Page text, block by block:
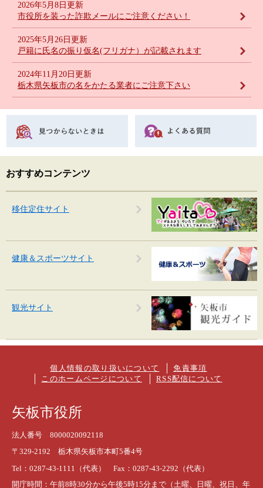
市役所を装った詐欺メールにご注意ください！
2026年5月8日更新
戸籍に氏名の振り仮名(フリガナ）が記載されます
2025年5月26日更新
栃木県矢板市の名をかたる業者にご注意下さい
2024年11月20日更新
おすすめコンテンツ
移住定住サイト
健康＆スポーツサイト
観光サイト
個人情報の取り扱いについて
免責事項
このホームページについて
RSS配信について
矢板市役所
法人番号 8000020092118
〒329-2192 栃木県矢板市本町5番4号
Tel：0287-43-1111（代表） Fax：0287-43-2292（代表）
開庁時間：午前8時30分から午後5時15分まで（土曜、日曜、祝日、年